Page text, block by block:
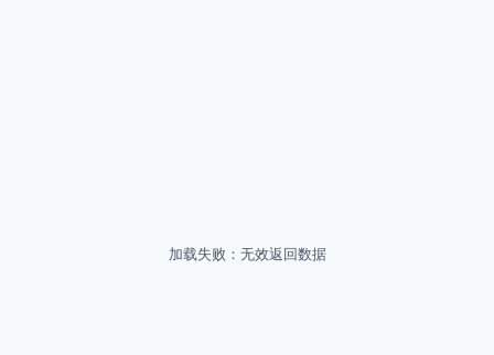
加载失败：无效返回数据